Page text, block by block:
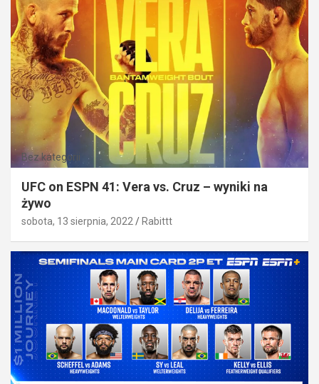
Bez kategorii
UFC on ESPN 41: Vera vs. Cruz – wyniki na
żywo
sobota, 13 sierpnia, 2022 Rabittt